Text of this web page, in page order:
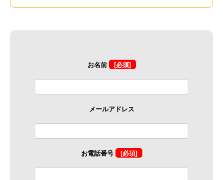
お名前 [必須]
メールアドレス
お電話番号 [必須]